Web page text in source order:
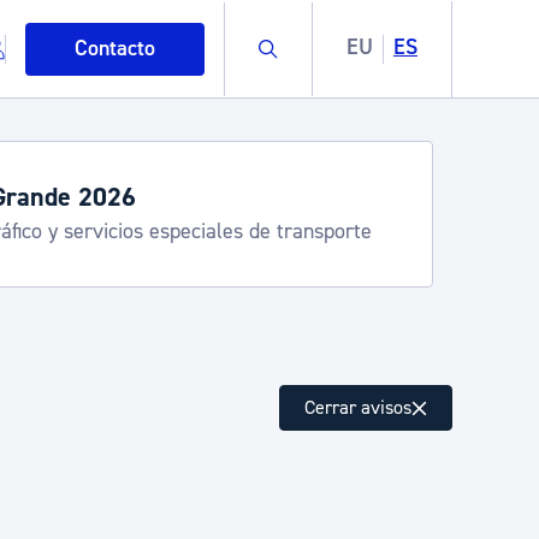
Contacto Buscar EU ES
y medioambiente
2026
y servicios especiales de transporte
Cerrar avisos